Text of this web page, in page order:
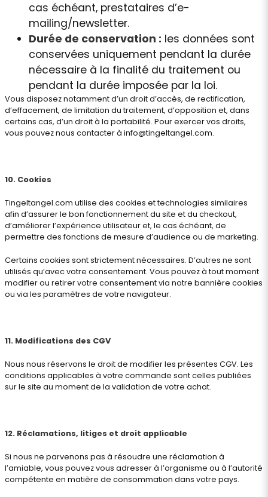
cas échéant, prestataires d’e-
mailing/newsletter.
Durée de conservation : les données sont
conservées uniquement pendant la durée
nécessaire à la finalité du traitement ou
pendant la durée imposée par la loi.
Vous disposez notamment d’un droit d’accès, de rectification,
d’effacement, de limitation du traitement, d’opposition et, dans
certains cas, d’un droit à la portabilité. Pour exercer vos droits,
vous pouvez nous contacter à info@tingeltangel.com.
10. Cookies
Tingeltangel.com utilise des cookies et technologies similaires
afin d’assurer le bon fonctionnement du site et du checkout,
d’améliorer l’expérience utilisateur et, le cas échéant, de
permettre des fonctions de mesure d’audience ou de marketing.
Certains cookies sont strictement nécessaires. D’autres ne sont
utilisés qu’avec votre consentement. Vous pouvez à tout moment
modifier ou retirer votre consentement via notre bannière cookies
ou via les paramètres de votre navigateur.
11. Modifications des CGV
Nous nous réservons le droit de modifier les présentes CGV. Les
conditions applicables à votre commande sont celles publiées
sur le site au moment de la validation de votre achat.
12. Réclamations, litiges et droit applicable
Si nous ne parvenons pas à résoudre une réclamation à
l’amiable, vous pouvez vous adresser à l’organisme ou à l’autorité
compétente en matière de consommation dans votre pays.